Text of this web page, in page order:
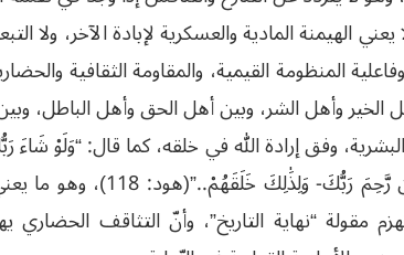
الهيمنة المادية والعسكرية لإبادة الآخر، ولا
المنظومة القيمية، والمقاومة الثقافية
الخير وأهل الشر، وبين أهل الحق وأهل الباطل،
وفق إرادة الله في خلقه، كما قال: “وَلَوْ
وَاحِدَةً، وَلَا يَزَالُونَ مُخْتَلِفِينَ -إِلَّا مَن
مقولة “نهاية التاريخ”، وأنّ التثاقف